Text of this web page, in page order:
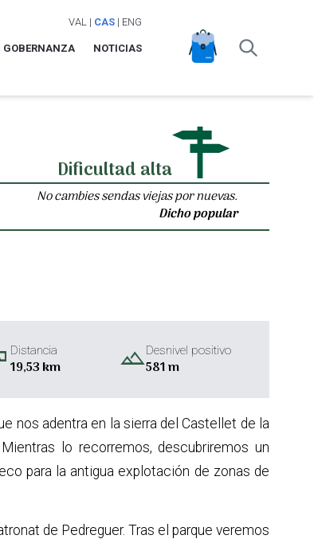
VAL | CAS| ENG
GOBERNANZA NOTICIAS
Dificultad alta
No cambies sendas viejas por nuevas.
Dicho popular
Distancia
19,53 km landscapeDesnivel positivo
581 m
nos adentra en la sierra del Castellet de la
lo recorremos, descubriremos un
para la antigua explotación de zonas de
de Pedreguer. Tras el parque veremos